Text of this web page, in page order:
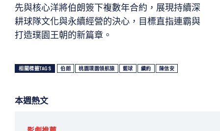
先與核心洋將伯朗簽下複數年合約，展現持續深
耕球隊文化與永續經營的決心，目標直指連霸與
打造璞園王朝的新篇章。
相關標籤TAGS 伯朗 桃園璞園領航猿 籃球 續約 陳信安
本週熱文